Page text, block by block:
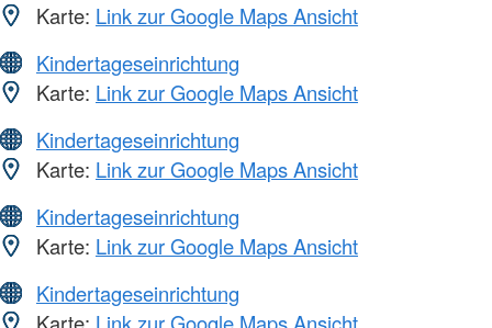
Karte: Link zur Google Maps Ansicht
Kindertageseinrichtung
Karte: Link zur Google Maps Ansicht
Kindertageseinrichtung
Karte: Link zur Google Maps Ansicht
Kindertageseinrichtung
Karte: Link zur Google Maps Ansicht
Kindertageseinrichtung